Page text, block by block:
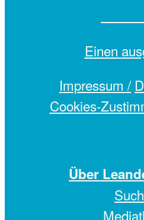
Einen
Impressum /
Cookies-
Über